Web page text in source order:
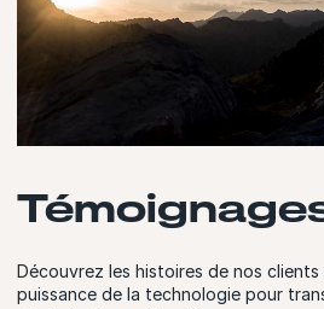
Découvrez les histoires de nos
puissance de la technologie pour